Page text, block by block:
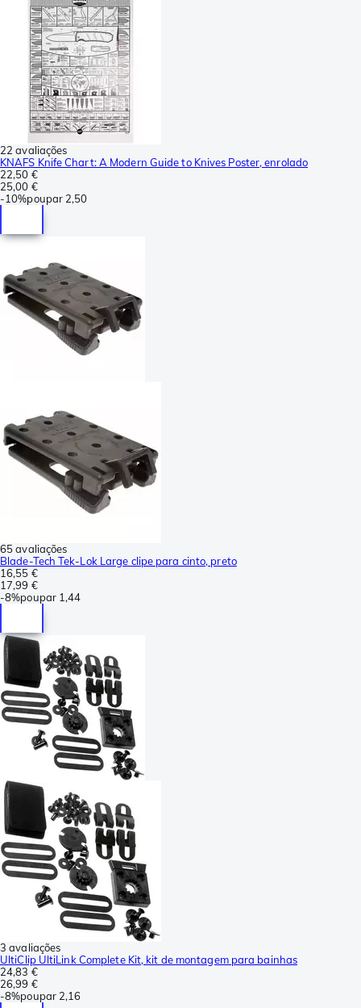
22 avaliações
KNAFS Knife Chart: A Modern Guide to Knives Poster, enrolado
22,50 €
25,00 €
-10%poupar 2,50
65 avaliações
Blade-Tech Tek-Lok Large clipe para cinto, preto
16,55 €
17,99 €
-8%poupar 1,44
3 avaliações
UltiClip UltiLink Complete Kit, kit de montagem para bainhas
24,83 €
26,99 €
-8%poupar 2,16